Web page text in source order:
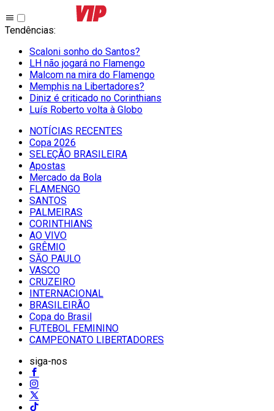
Tendências:
Scaloni sonho do Santos?
LH não jogará no Flamengo
Malcom na mira do Flamengo
Memphis na Libertadores?
Diniz é criticado no Corinthians
Luís Roberto volta à Globo
NOTÍCIAS RECENTES
Copa 2026
SELEÇÃO BRASILEIRA
Apostas
Mercado da Bola
FLAMENGO
SANTOS
PALMEIRAS
CORINTHIANS
AO VIVO
GRÊMIO
SĀO PAULO
VASCO
CRUZEIRO
INTERNACIONAL
BRASILEIRÃO
Copa do Brasil
FUTEBOL FEMININO
CAMPEONATO LIBERTADORES
siga-nos